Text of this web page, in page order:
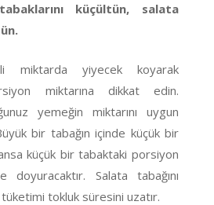
küçültün, salata
miktarda yiyecek koyarak
miktarına dikkat edin.
yemeğin miktarını uygun
bir tabağın içinde küçük bir
küçük bir tabaktaki porsiyon
Salata tabağını
tokluk süresini uzatır.